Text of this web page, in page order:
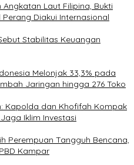
Angkatan Laut Filipina, Bukti
Diakui Internasional
Stabilitas Keuangan
Melonjak 33,3% pada
Jaringan hingga 276 Toko
Kapolda dan Khofifah Kompak
Iklim Investasi
Perempuan Tangguh Bencana,
Kampar